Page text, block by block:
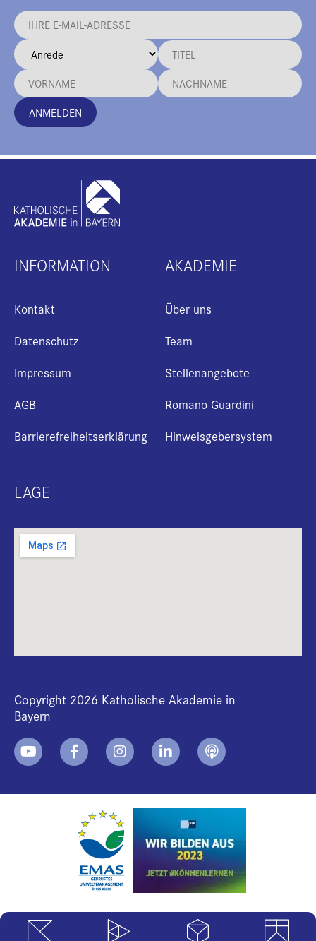
ANMELDEN
INFORMATION
Kontakt
Datenschutz
Impressum
AGB
Barrierefreiheitserklärung
AKADEMIE
Über uns
Team
Stellenangebote
Romano Guardini
Hinweisgebersystem
LAGE
Copyright 2026 Katholische Akademie in
Bayern